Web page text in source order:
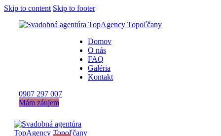
Skip to content Skip to footer
Domov
O nás
FAQ
Galéria
Kontakt
0907 297 007
Mám záujem